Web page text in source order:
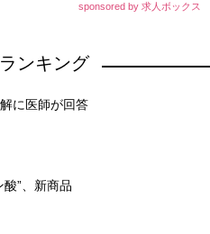
sponsored by 求人ボックス
ンキング
に医師が回答
”、新商品